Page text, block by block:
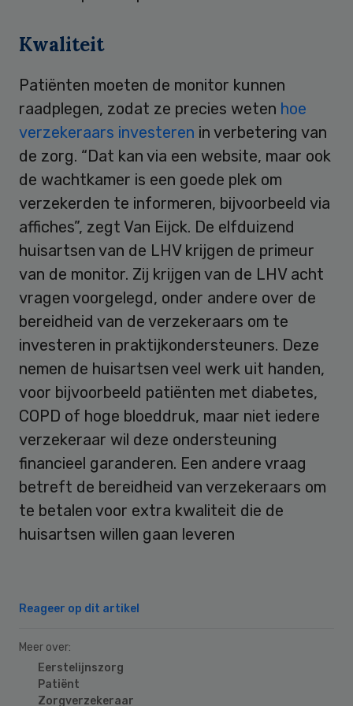
Kwaliteit
Patiënten moeten de monitor kunnen
raadplegen, zodat ze precies weten hoe
verzekeraars investeren in verbetering van
de zorg. “Dat kan via een website, maar ook
de wachtkamer is een goede plek om
verzekerden te informeren, bijvoorbeeld via
affiches”, zegt Van Eijck. De elfduizend
huisartsen van de LHV krijgen de primeur
van de monitor. Zij krijgen van de LHV acht
vragen voorgelegd, onder andere over de
bereidheid van de verzekeraars om te
investeren in praktijkondersteuners. Deze
nemen de huisartsen veel werk uit handen,
voor bijvoorbeeld patiënten met diabetes,
COPD of hoge bloeddruk, maar niet iedere
verzekeraar wil deze ondersteuning
financieel garanderen. Een andere vraag
betreft de bereidheid van verzekeraars om
te betalen voor extra kwaliteit die de
huisartsen willen gaan leveren
Reageer op dit artikel
Meer over:
Eerstelijnszorg
Patiënt
Zorgverzekeraar